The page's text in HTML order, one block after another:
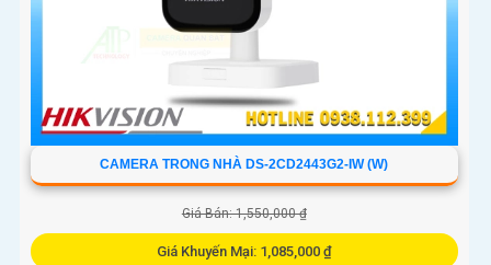
CAMERA TRONG NHÀ DS-2CD2443G2-IW (W)
Giá Bán: 1,550,000 ₫
Giá Khuyến Mại: 1,085,000 ₫